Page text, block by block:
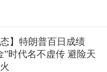
态】特朗普百日成绩
”时代名不虚传 避险天